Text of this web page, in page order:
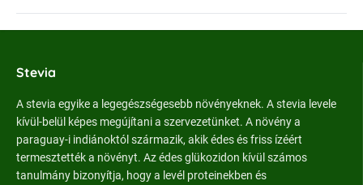
Stevia
A stevia egyike a legegészségesebb növényeknek. A stevia levele
kívül-belül képes megújítani a szervezetünket. A növény a
paraguay-i indiánoktól származik, akik édes és friss ízéért
termesztették a növényt. Az édes glükozidon kívül számos
tanulmány bizonyítja, hogy a levél proteinekben és